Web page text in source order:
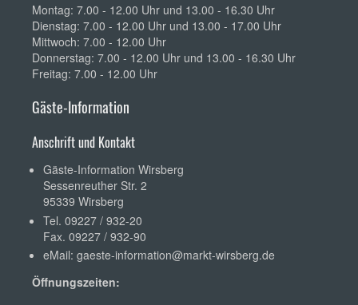
Montag: 7.00 - 12.00 Uhr und 13.00 - 16.30 Uhr
Dienstag: 7.00 - 12.00 Uhr und 13.00 - 17.00 Uhr
Mittwoch: 7.00 - 12.00 Uhr
Donnerstag: 7.00 - 12.00 Uhr und 13.00 - 16.30 Uhr
Freitag: 7.00 - 12.00 Uhr
Gäste-Information
Anschrift und Kontakt
Gäste-Information Wirsberg
Sessenreuther Str. 2
95339 Wirsberg
Tel. 09227 / 932-20
Fax. 09227 / 932-90
eMail: gaeste-information@markt-wirsberg.de
Öffnungszeiten: